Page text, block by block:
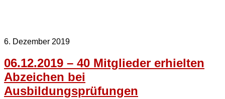
6. Dezember 2019
06.12.2019 – 40 Mitglieder erhielten
Abzeichen bei
Ausbildungsprüfungen